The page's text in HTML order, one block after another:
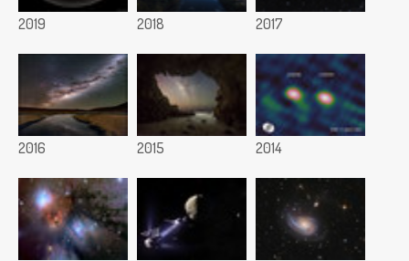
2019 2018 2017
2016 2015 2014